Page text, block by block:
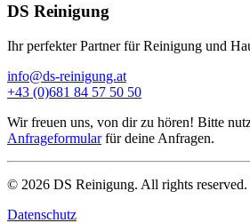
DS Reinigung
Ihr perfekter Partner für Reinigung und
info@ds-reinigung.at
+43 (0)681 84 57 50 50
Wir freuen uns, von dir zu hören! Bitte
Anfrageformularfür deine Anfragen.
© 2026 DS Reinigung. All rights reserved.
Datenschutz